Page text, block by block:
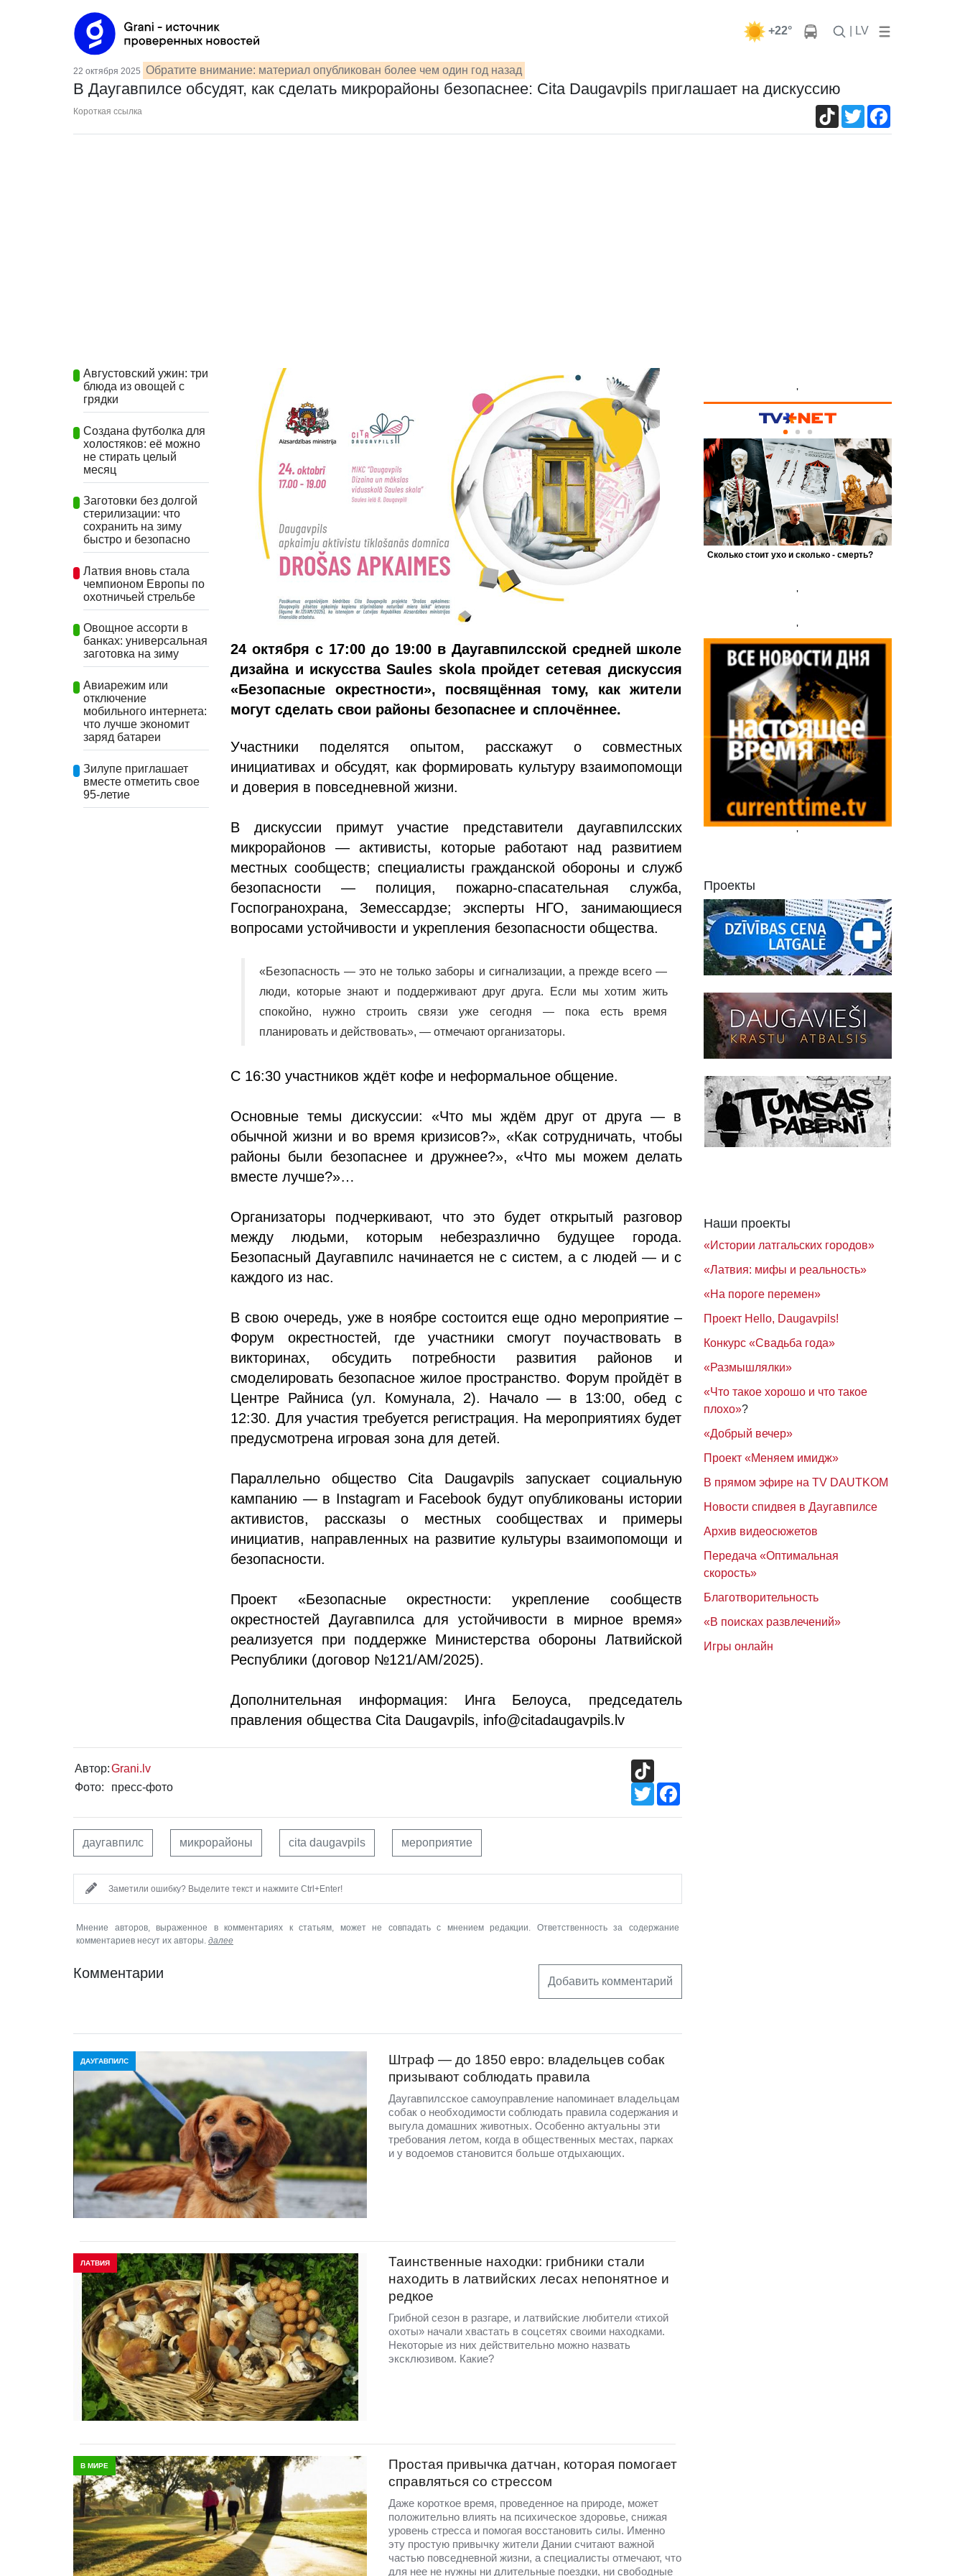
+22° | LV
22 октября 2025 Обратите внимание: материал опубликован более чем один год назад
В Даугавпилсе обсудят, как сделать микрорайоны безопаснее: Cita Daugavpils приглашает на дискуссию
Короткая ссылка TikTokTwitter
Августовский ужин: три
блюда из овощей с
грядки
Создана футболка для
холостяков: её можно
не стирать целый
месяц
Заготовки без долгой
стерилизации: что
сохранить на зиму
быстро и безопасно
Латвия вновь стала
чемпионом Европы по
охотничьей стрельбе
Овощное ассорти в
банках: универсальная
заготовка на зиму
Авиарежим или
отключение
мобильного интернета:
что лучше экономит
заряд батареи
Зилупе приглашает
вместе отметить свое
95-летие
24 октября с 17:00 до 19:00 в Даугавпилсской средней школе
дизайна и искусства Saules skola пройдет сетевая дискуссия
«Безопасные окрестности», посвящённая тому, как жители
могут сделать свои районы безопаснее и сплочённее.
Участники поделятся опытом, расскажут о совместных
инициативах и обсудят, как формировать культуру взаимопомощи
и доверия в повседневной жизни.
В дискуссии примут участие представители даугавпилсских
микрорайонов — активисты, которые работают над развитием
местных сообществ; специалисты гражданской обороны и служб
безопасности — полиция, пожарно-спасательная служба,
Госпогранохрана, Земессардзе; эксперты НГО, занимающиеся
вопросами устойчивости и укрепления безопасности общества.
«Безопасность — это не только заборы и сигнализации, а прежде всего —
люди, которые знают и поддерживают друг друга. Если мы хотим жить
спокойно, нужно строить связи уже сегодня — пока есть время
планировать и действовать», — отмечают организаторы.
С 16:30 участников ждёт кофе и неформальное общение.
Основные темы дискуссии: «Что мы ждём друг от друга — в
обычной жизни и во время кризисов?», «Как сотрудничать, чтобы
районы были безопаснее и дружнее?», «Что мы можем делать
вместе лучше?»…
Организаторы подчеркивают, что это будет открытый разговор
между людьми, которым небезразлично будущее города.
Безопасный Даугавпилс начинается не с систем, а с людей — и с
каждого из нас.
В свою очередь, уже в ноябре состоится еще одно мероприятие –
Форум окрестностей, где участники смогут поучаствовать в
викторинах, обсудить потребности развития районов и
смоделировать безопасное жилое пространство. Форум пройдёт в
Центре Райниса (ул. Комунала, 2). Начало — в 13:00, обед с
12:30. Для участия требуется регистрация. На мероприятиях будет
предусмотрена игровая зона для детей.
Параллельно общество Cita Daugavpils запускает социальную
кампанию — в Instagram и Facebook будут опубликованы истории
активистов, рассказы о местных сообществах и примеры
инициатив, направленных на развитие культуры взаимопомощи и
безопасности.
Проект «Безопасные окрестности: укрепление сообществ
окрестностей Даугавпилса для устойчивости в мирное время»
реализуется при поддержке Министерства обороны Латвийской
Республики (договор №121/AM/2025).
Дополнительная информация: Инга Белоуса, председатель
правления общества Cita Daugavpils, info@citadaugavpils.lv
Автор:Grani.lv
Фото:
пресс-фото
TikTok
TwitterFacebook
даугавпилс микрорайоны cita daugavpils мероприятие
Заметили ошибку? Выделите текст и нажмите Ctrl+Enter!
Мнение авторов, выраженное в комментариях к статьям, может не совпадать с мнением редакции. Ответственность за содержание
комментариев несут их авторы. далее
Комментарии
Добавить комментарий
ДАУГАВПИЛС
Штраф — до 1850 евро: владельцев собак
призывают соблюдать правила
Даугавпилсское самоуправление напоминает владельцам
собак о необходимости соблюдать правила содержания и
выгула домашних животных. Особенно актуальны эти
требования летом, когда в общественных местах, парках
и у водоемов становится больше отдыхающих.
ЛАТВИЯ
Таинственные находки: грибники стали
находить в латвийских лесах непонятное и
редкое
Грибной сезон в разгаре, и латвийские любители «тихой
охоты» начали хвастать в соцсетях своими находками.
Некоторые из них действительно можно назвать
эксклюзивом. Какие?
В МИРЕ
Простая привычка датчан, которая помогает
справляться со стрессом
Даже короткое время, проведенное на природе, может
положительно влиять на психическое здоровье, снижая
уровень стресса и помогая восстановить силы. Именно
эту простую привычку жители Дании считают важной
частью повседневной жизни, а специалисты отмечают, что
для нее не нужны ни длительные поездки, ни свободные
'
'
'
'
Проекты
Наши проекты
«Истории латгальских городов»
«Латвия: мифы и реальность»
«На пороге перемен»
Проект Hello, Daugavpils!
Конкурс «Свадьба года»
«Размышлялки»
«Что такое хорошо и что такое
плохо»?
«Добрый вечер»
Проект «Меняем имидж»
В прямом эфире на TV DAUTKOM
Новости спидвея в Даугавпилсе
Архив видеосюжетов
Передача «Оптимальная
скорость»
Благотворительность
«В поисках развлечений»
Игры онлайн